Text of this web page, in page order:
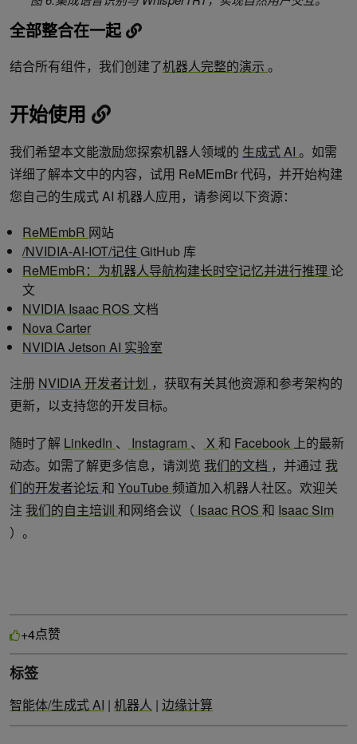
全部整合在一起
结合所有组件，我们创建了机器人完整的演示 。
开始使用
我们希望本文能激励您探索机器人领域的 生成式 AI 。如需
详细了解本文中的内容，试用 ReMEmBr 代码，并开始构建
您自己的生成式 AI 机器人应用，请参阅以下资源：
ReMEmbR 网站
/NVIDIA-AI-IOT/记住 GitHub 库
ReMEmbR：为机器人导航构建长时空记忆并进行推理 论
文
NVIDIA Isaac ROS 文档
Nova Carter
NVIDIA Jetson AI 实验室
注册 NVIDIA 开发者计划 ，获取有关其他资源和参考架构的
更新，以支持您的开发目标。
随时了解 LinkedIn 、 Instagram 、 X 和 Facebook 上的最新
动态。如需了解更多信息，请浏览 我们的文档 ，并通过 我
们的开发者论坛 和 YouTube 频道加入机器人社区。欢迎关
注 我们的自主培训 和网络会议（ Isaac ROS 和 Isaac Sim
）。
+4点赞
标签
智能体/生成式 AI | 机器人 | 边缘计算